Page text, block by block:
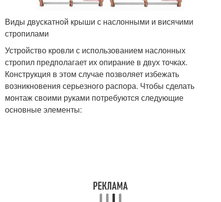
Виды двускатной крыши с наслонными и висячими
стропилами
Устройство кровли с использованием наслонных
стропил предполагает их опирание в двух точках.
Конструкция в этом случае позволяет избежать
возникновения серьезного распора. Чтобы сделать
монтаж своими руками потребуются следующие
основные элементы: